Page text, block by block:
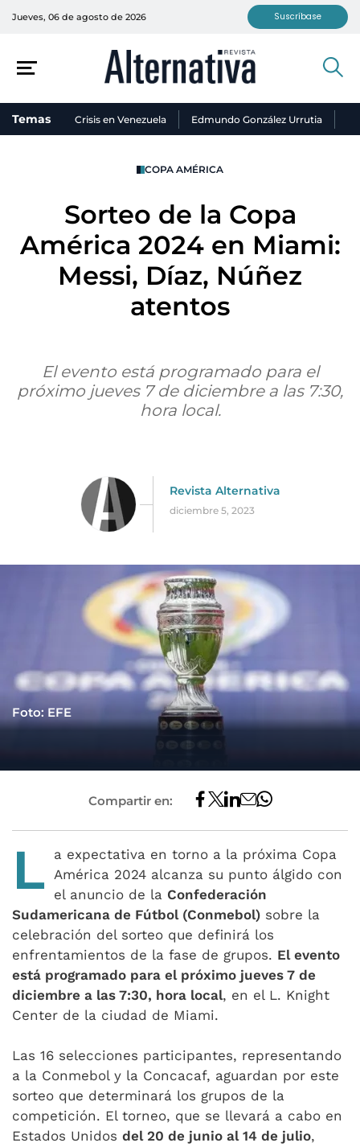
Jueves, 06 de agosto de 2026 Suscríbase
Temas Crisis en Venezuela Edmundo González Urrutia
COPA AMÉRICA
Sorteo de la Copa
América 2024 en Miami:
Messi, Díaz, Núñez
atentos
El evento está programado para el
próximo jueves 7 de diciembre a las 7:30,
hora local.
Revista Alternativa
diciembre 5, 2023
Foto: EFE
Compartir en:
L
a expectativa en torno a la próxima Copa
América 2024 alcanza su punto álgido con
el anuncio de la Confederación
Sudamericana de Fútbol (Conmebol) sobre la
celebración del sorteo que definirá los
enfrentamientos de la fase de grupos. El evento
está programado para el próximo jueves 7 de
diciembre a las 7:30, hora local, en el L. Knight
Center de la ciudad de Miami.
Las 16 selecciones participantes, representando
a la Conmebol y la Concacaf, aguardan por este
sorteo que determinará los grupos de la
competición. El torneo, que se llevará a cabo en
Estados Unidos del 20 de junio al 14 de julio,